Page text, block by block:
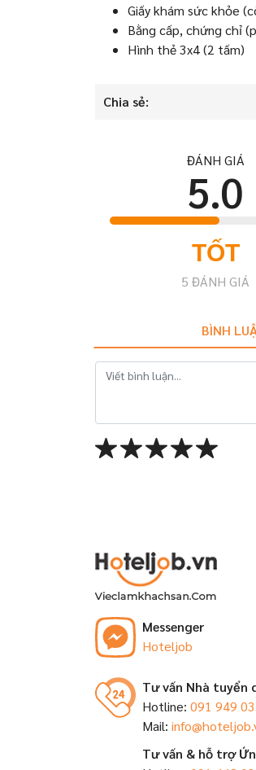
Giấy khám sức khỏe
Bằng cấp, chứng chỉ
Hình thẻ 3x4 (2 tấm)
Chia sẻ:
ĐÁNH GIÁ
5.0
TỐT
5 ĐÁNH GIÁ
BÌNH
Messenger
Hoteljob
Tư vấn Nhà tuyển
Hotline: 091 949
Mail:
Tư vấn & hỗ trợ